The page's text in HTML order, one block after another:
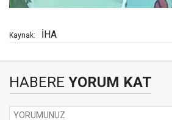
Kaynak: İHA
HABERE YORUM KAT